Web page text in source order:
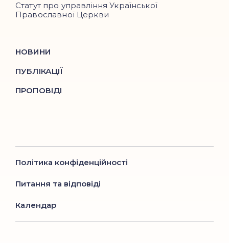
Статут про управління Української
Православної Церкви
НОВИНИ
ПУБЛІКАЦІЇ
ПРОПОВІДІ
Політика конфіденційності
Питання та відповіді
Календар